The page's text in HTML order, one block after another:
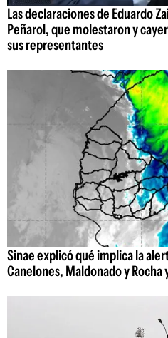
Las declaraciones de Eduardo
Peñarol, que molestaron y
sus representantes
Sinae explicó qué implica la
Canelones, Maldonado y Rocha